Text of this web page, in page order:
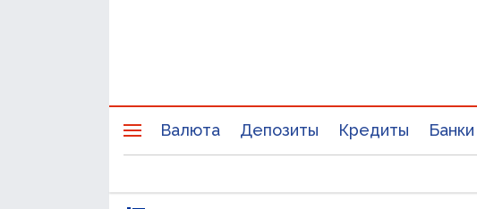
Валюта Депозиты Кредиты Банки